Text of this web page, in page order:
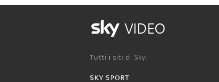
VIDEO
Tutti i siti di Sky:
SKY SPORT